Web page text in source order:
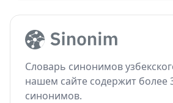
Словарь синонимов
нашем сайте содержит более
синонимов.